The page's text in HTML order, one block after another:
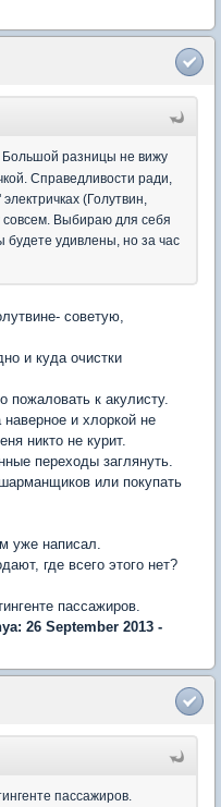
Большой разницы не вижу
Справедливости ради,
(Голутвин,
совсем. Выбираю для себя
удивлены, но за час
советую,
и куда очистки
пожаловать к акулисту.
и хлоркой не
никто не курит.
переходы заглянуть.
или покупать
уже написал.
где всего этого нет?
пассажиров.
26 September 2013 -
пассажиров.